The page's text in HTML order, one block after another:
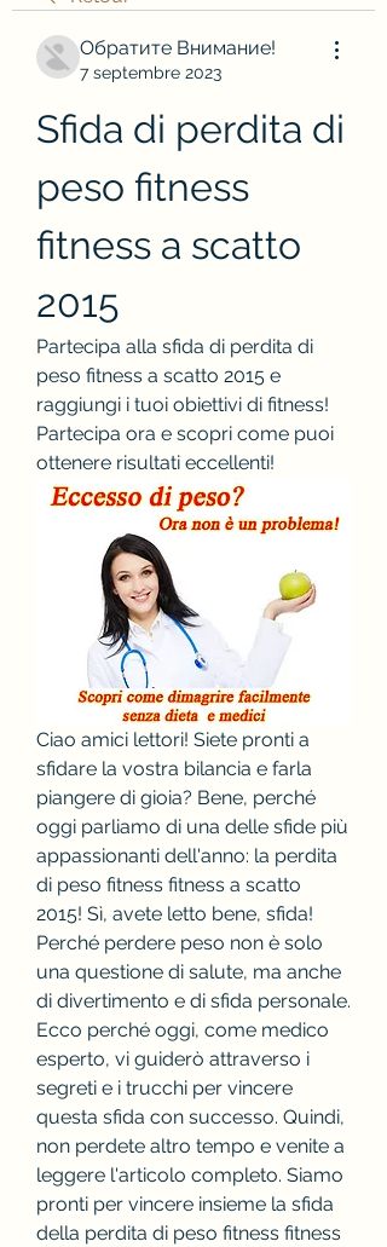
Обратите Внимание!
7 septembre 2023
Sfida di perdita di
peso fitness
fitness a scatto
2015
Partecipa alla sfida di perdita di
peso fitness a scatto 2015 e
raggiungi i tuoi obiettivi di fitness!
Partecipa ora e scopri come puoi
ottenere risultati eccellenti!
Ciao amici lettori! Siete pronti a
sfidare la vostra bilancia e farla
piangere di gioia? Bene, perché
oggi parliamo di una delle sfide più
appassionanti dell'anno: la perdita
di peso fitness fitness a scatto
2015! Sì, avete letto bene, sfida!
Perché perdere peso non è solo
una questione di salute, ma anche
di divertimento e di sfida personale.
Ecco perché oggi, come medico
esperto, vi guiderò attraverso i
segreti e i trucchi per vincere
questa sfida con successo. Quindi,
non perdete altro tempo e venite a
leggere l'articolo completo. Siamo
pronti per vincere insieme la sfida
della perdita di peso fitness fitness